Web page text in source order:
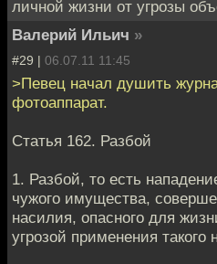
личной жизни от угрозы
Валерий Ильич »
#29 | 06.07.11 11:45
>Певец начал душить
фотоаппарат.
Статья 162. Разбой
1. Разбой, то есть
чужого имущества,
насилия, опасного для
угрозой применения такого